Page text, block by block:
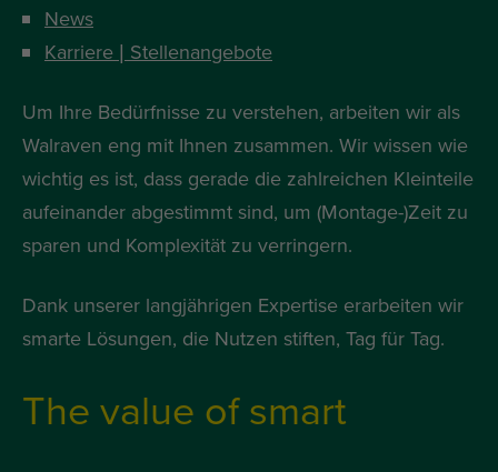
News
Karriere | Stellenangebote
Um Ihre Bedürfnisse zu verstehen, arbeiten wir als
Walraven eng mit Ihnen zusammen. Wir wissen wie
wichtig es ist, dass gerade die zahlreichen Kleinteile
aufeinander abgestimmt sind, um (Montage-)Zeit zu
sparen und Komplexität zu verringern.
Dank unserer langjährigen Expertise erarbeiten wir
smarte Lösungen, die Nutzen stiften, Tag für Tag.
The value of smart